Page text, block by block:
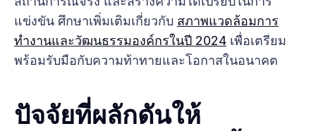
แข่งขัน ศึกษาเพิ่มเติมเกี่ยวกับ สภาพแวดล้อมการ
ทำงานและวัฒนธรรมองค์กรในปี 2024 เพื่อเตรียม
พร้อมรับมือกับความท้าทายและโอกาสในอนาคต
ปัจจัยที่ผลักดันให้